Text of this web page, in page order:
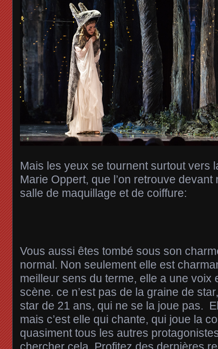
Mais les yeux se tournent surtout vers
Marie Oppert, que l’on retrouve
salle de maquillage et de coiffure:
Vous aussi êtes tombé sous son
normal. Non seulement elle est
meilleur sens du terme, elle a une voix
scène. ce n’est pas de la graine de
star de 21 ans, qui ne se la joue pas.
mais c’est elle qui chante, qui joue la
quasiment tous les autres
chercher cela. Profitez des dernières